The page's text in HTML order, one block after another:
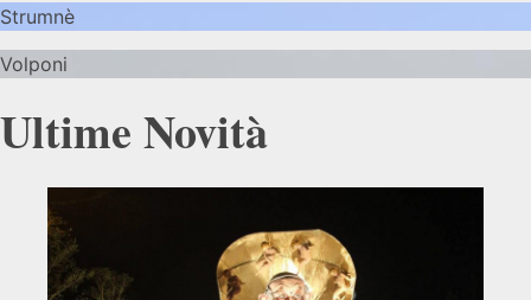
Strumnè
Volponi
Ultime Novità